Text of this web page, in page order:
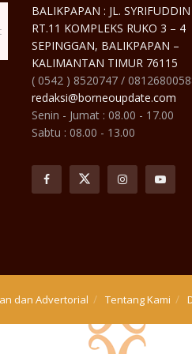
BALIKPAPAN : JL. SYRIFUDDIN
RT.11 KOMPLEKS RUKO 3 – 4
SEPINGGAN, BALIKPAPAN –
KALIMANTAN TIMUR 76115
( 0542 ) 8520747 /
redaksi@borneoupdate.com
Senin - Jumat : 08.00 - 17.00
Sabtu : 08.00 - 13.00
dan Advertorial Tentang Kami